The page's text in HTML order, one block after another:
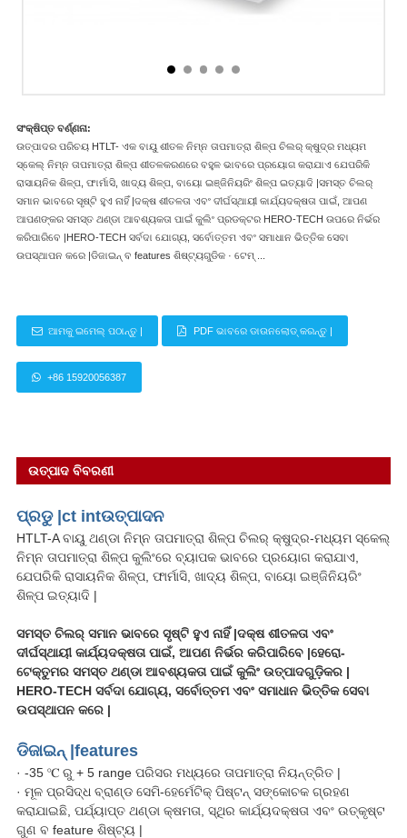
ସଂକ୍ଷିପ୍ତ ବର୍ଣ୍ଣନା:
ଉତ୍ପାଦର ପରିଚୟ HTLT- ଏକ ବାୟୁ ଶୀତଳ ନିମ୍ନ ତାପମାତ୍ରା ଶିଳ୍ପ ଚିଲର୍ କ୍ଷୁଦ୍ର ମଧ୍ୟମ
ସ୍କେଲ୍ ନିମ୍ନ ତାପମାତ୍ରା ଶିଳ୍ପ ଶୀତଳକରଣରେ ବହୁଳ ଭାବରେ ପ୍ରୟୋଗ କରାଯାଏ ଯେପରିକି
ରାସାୟନିକ ଶିଳ୍ପ, ଫାର୍ମାସି, ଖାଦ୍ୟ ଶିଳ୍ପ, ବାୟୋ ଇଞ୍ଜିନିୟରିଂ ଶିଳ୍ପ ଇତ୍ୟାଦି |ସମସ୍ତ ଚିଲର୍
ସମାନ ଭାବରେ ସୃଷ୍ଟି ହୁଏ ନାହିଁ |ଦକ୍ଷ ଶୀତଳତା ଏବଂ ଦୀର୍ଘସ୍ଥାୟୀ କାର୍ଯ୍ୟଦକ୍ଷତା ପାଇଁ, ଆପଣ
ଆପଣଙ୍କର ସମସ୍ତ ଥଣ୍ଡା ଆବଶ୍ୟକତା ପାଇଁ କୁଲିଂ ପ୍ରଡକ୍ଟର HERO-TECH ଉପରେ ନିର୍ଭର
କରିପାରିବେ |HERO-TECH ସର୍ବଦା ଯୋଗ୍ୟ, ସର୍ବୋତ୍ତମ ଏବଂ ସମାଧାନ ଭିତ୍ତିକ ସେବା
ଉପସ୍ଥାପନ କରେ |ଡିଜାଇନ୍ ବ features ଶିଷ୍ଟ୍ୟଗୁଡିକ · ଟେମ୍ ...
ଆମକୁ ଇମେଲ୍ ପଠାନ୍ତୁ | PDF ଭାବରେ ଡାଉନଲୋଡ୍ କରନ୍ତୁ |
+86 15920056387
ଉତ୍ପାଦ ବିବରଣୀ
ପ୍ରଡୁ |ct intଉତ୍ପାଦନ
HTLT-A ବାୟୁ ଥଣ୍ଡା ନିମ୍ନ ତାପମାତ୍ରା ଶିଳ୍ପ ଚିଲର୍ କ୍ଷୁଦ୍ର-ମଧ୍ୟମ ସ୍କେଲ୍
ନିମ୍ନ ତାପମାତ୍ରା ଶିଳ୍ପ କୁଲିଂରେ ବ୍ୟାପକ ଭାବରେ ପ୍ରୟୋଗ କରାଯାଏ,
ଯେପରିକି ରାସାୟନିକ ଶିଳ୍ପ, ଫାର୍ମାସି, ଖାଦ୍ୟ ଶିଳ୍ପ, ବାୟୋ ଇଞ୍ଜିନିୟରିଂ
ଶିଳ୍ପ ଇତ୍ୟାଦି |
ସମସ୍ତ ଚିଲର୍ ସମାନ ଭାବରେ ସୃଷ୍ଟି ହୁଏ ନାହିଁ |ଦକ୍ଷ ଶୀତଳତା ଏବଂ
ଦୀର୍ଘସ୍ଥାୟୀ କାର୍ଯ୍ୟଦକ୍ଷତା ପାଇଁ, ଆପଣ ନିର୍ଭର କରିପାରିବେ |ହେରୋ-
ଟେକ୍ତୁମର ସମସ୍ତ ଥଣ୍ଡା ଆବଶ୍ୟକତା ପାଇଁ କୁଲିଂ ଉତ୍ପାଦଗୁଡ଼ିକର |
HERO-TECH ସର୍ବଦା ଯୋଗ୍ୟ, ସର୍ବୋତ୍ତମ ଏବଂ ସମାଧାନ ଭିତ୍ତିକ ସେବା
ଉପସ୍ଥାପନ କରେ |
ଡିଜାଇନ୍ |features
· -35 ℃ ରୁ + 5 range ପରିସର ମଧ୍ୟରେ ତାପମାତ୍ରା ନିୟନ୍ତ୍ରିତ |
· ମୂଳ ପ୍ରସିଦ୍ଧ ବ୍ରାଣ୍ଡ ସେମି-ହେର୍ମେଟିକ୍ ପିଷ୍ଟନ୍ ସଙ୍କୋଚକ ଗ୍ରହଣ
କରାଯାଇଛି, ପର୍ଯ୍ୟାପ୍ତ ଥଣ୍ଡା କ୍ଷମତା, ସ୍ଥିର କାର୍ଯ୍ୟଦକ୍ଷତା ଏବଂ ଉତ୍କୃଷ୍ଟ
ଗୁଣ ବ feature ଶିଷ୍ଟ୍ୟ |